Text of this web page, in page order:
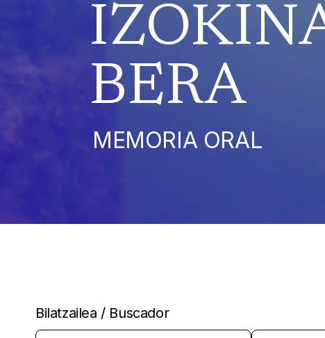
BERA
MEMORIA ORAL
Bilatzailea / Buscador